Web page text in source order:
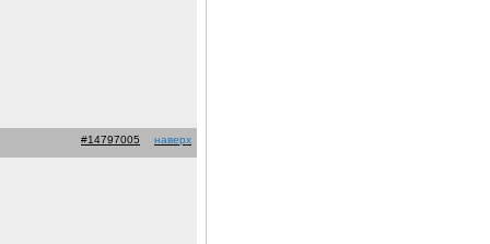
#14797005 наверх